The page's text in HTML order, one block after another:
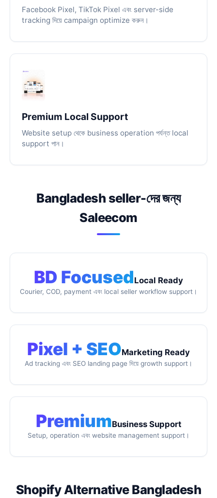
Facebook Pixel, TikTok Pixel এবং server-side
tracking দিয়ে campaign optimize করুন।
Premium Local Support
Website setup থেকে business operation পর্যন্ত local
support পান।
Bangladesh seller-দের জন্য
Saleecom
BD FocusedLocal Ready
Courier, COD, payment এবং local seller workflow support।
Pixel + SEOMarketing Ready
Ad tracking এবং SEO landing page দিয়ে growth support।
PremiumBusiness Support
Setup, operation এবং website management support।
Shopify Alternative Bangladesh